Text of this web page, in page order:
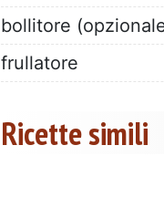
bollitore
frullatore
Ricette simili